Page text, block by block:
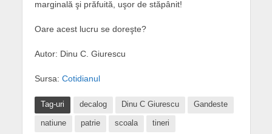
marginală şi prăfuită, uşor de stăpânit!
Oare acest lucru se doreşte?
Autor: Dinu C. Giurescu
Sursa: Cotidianul
Tag-uri decalog Dinu C Giurescu Gandeste
natiune patrie scoala tineri